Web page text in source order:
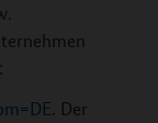
. Der